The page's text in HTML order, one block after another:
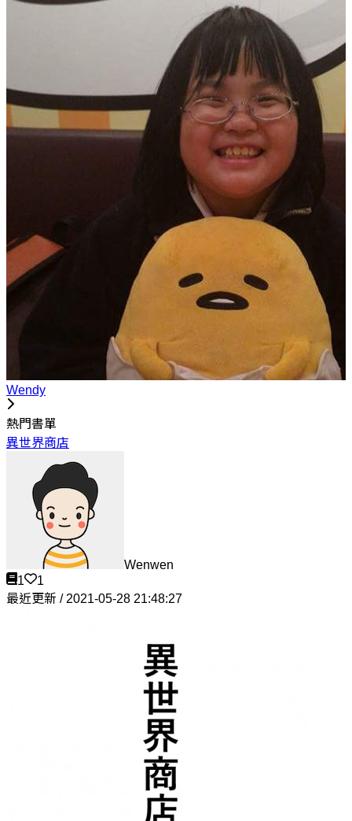
Wendy
熱門書單
異世界商店
Wenwen
1
1
最近更新 / 2021-05-28 21:48:27